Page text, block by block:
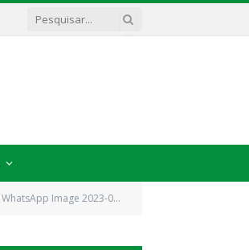
WhatsApp Image 2023-05-06 at 08.28.19